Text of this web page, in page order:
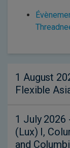
1 August
Flexible
Effective 1
change to
1 July 2026
(Lux) I,
and